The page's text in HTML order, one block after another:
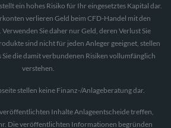
ein hohes Risiko für Ihr eingesetztes Kapital dar.
verlieren Geld beim CFD-Handel mit den
Sie daher nur Geld, deren Verlust Sie
sind nicht für jeden Anleger geeignet, stellen
Sie die damit verbundenen Risiken vollumfänglich
verstehen.
stellen keine Finanz-/Anlageberatung dar.
Inhalte Anlageentscheide treffen,
Die veröffentlichten Informationen begründen